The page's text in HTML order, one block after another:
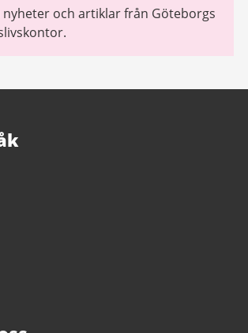
och artiklar från Göteborgs